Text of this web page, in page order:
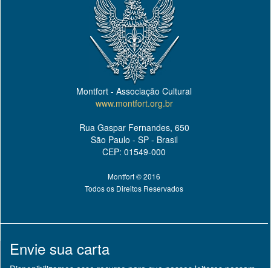
Montfort - Associação Cultural
www.montfort.org.br
Rua Gaspar Fernandes, 650
São Paulo - SP - Brasil
CEP: 01549-000
Montfort © 2016
Todos os Direitos Reservados
Envie sua carta